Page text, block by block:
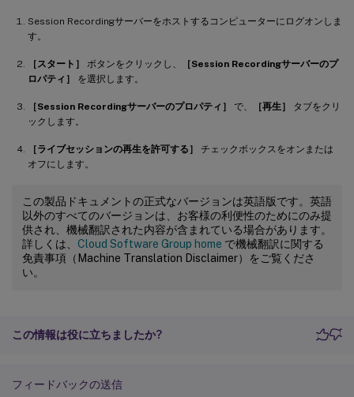
Session Recordingサーバーをホストするコンピューターにログオンしま
す。
［スタート］ ボタンをクリックし、
［Session Recordingサーバーのプ
ロパティ］
を選択します。
［Session Recordingサーバーのプロパティ］ で、 ［再生］
タブをクリ
ックします。
［ライブセッションの再生を許可する］
チェックボックスをオンまたは
オフにします。
この製品ドキュメントの正式なバージョンは英語版です。英語
以外のすべてのバージョンは、お客様の利便性のためにのみ提
供され、機械翻訳された内容が含まれている場合があります。
詳しくは、 Cloud Software Group home で機械翻訳に関する
免責事項（Machine Translation Disclaimer）をご覧くださ
い。
この情報は役に立ちましたか?
フィードバックの送信